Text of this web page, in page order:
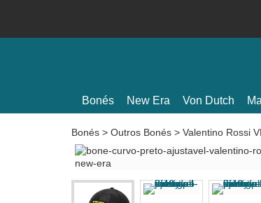
Bonés New Era Von Dutch
Bonés > Outros Bonés > Valentino Rossi